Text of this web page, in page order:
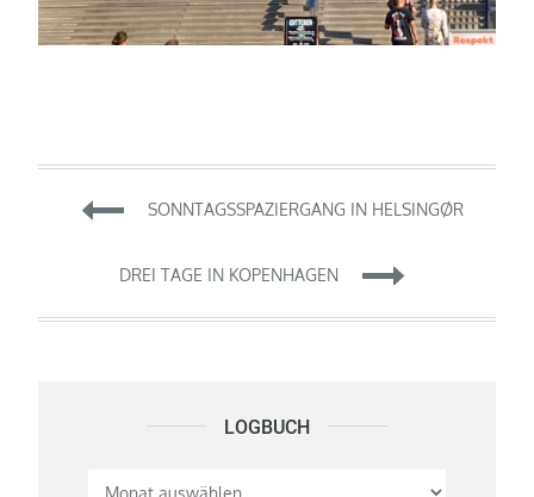
Beitragsnavigation
SONNTAGSSPAZIERGANG IN HELSINGØR
DREI TAGE IN KOPENHAGEN
LOGBUCH Logbuch